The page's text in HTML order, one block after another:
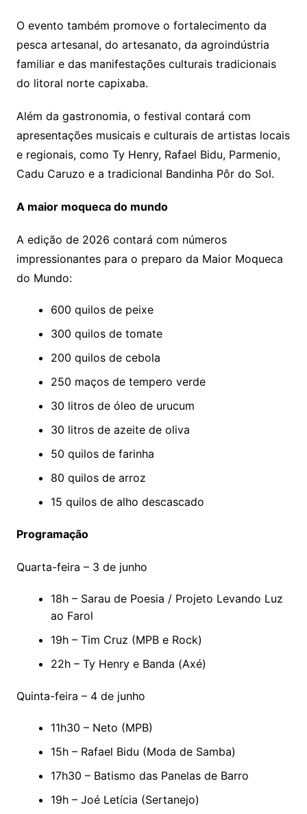
O evento também promove o fortalecimento da
pesca artesanal, do artesanato, da agroindústria
familiar e das manifestações culturais tradicionais
do litoral norte capixaba.
Além da gastronomia, o festival contará com
apresentações musicais e culturais de artistas locais
e regionais, como Ty Henry, Rafael Bidu, Parmenio,
Cadu Caruzo e a tradicional Bandinha Pôr do Sol.
A maior moqueca do mundo
A edição de 2026 contará com números
impressionantes para o preparo da Maior Moqueca
do Mundo:
600 quilos de peixe
300 quilos de tomate
200 quilos de cebola
250 maços de tempero verde
30 litros de óleo de urucum
30 litros de azeite de oliva
50 quilos de farinha
80 quilos de arroz
15 quilos de alho descascado
Programação
Quarta-feira – 3 de junho
18h – Sarau de Poesia / Projeto Levando Luz
ao Farol
19h – Tim Cruz (MPB e Rock)
22h – Ty Henry e Banda (Axé)
Quinta-feira – 4 de junho
11h30 – Neto (MPB)
15h – Rafael Bidu (Moda de Samba)
17h30 – Batismo das Panelas de Barro
19h – Joé Letícia (Sertanejo)